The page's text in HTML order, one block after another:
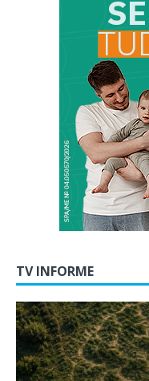
TV INFORME